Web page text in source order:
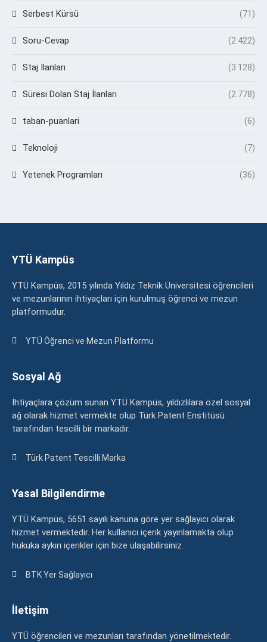
Serbest Kürsü (71)
Soru-Cevap (2.422)
Staj İlanları (3.128)
Süresi Dolan Staj İlanları (2.778)
taban-puanlari (6)
Teknoloji (7)
Yetenek Programları (36)
YTÜ Kampüs
YTÜ Kampüs, 2015 yılında Yıldız Teknik Üniversitesi öğrencileri
ve mezunlarının ihtiyaçları için kurulmuş öğrenci ve mezun
platformudur.
YTÜ Öğrenci ve Mezun Platformu
Sosyal Ağ
İhtiyaçlara çözüm sunan YTÜ Kampüs, yıldızlılara özel sosyal
ağ olarak hizmet vermekte olup Türk Patent Enstitüsü
tarafından tescilli bir markadır.
Türk Patent Tescilli Marka
Yasal Bilgilendirme
YTÜ Kampüs, 5651 sayılı kanuna göre yer sağlayıcı olarak
hizmet vermektedir. Her kullanıcı içerik yayınlamakta olup
hukuka aykırı içerikler için bize ulaşabilirsiniz.
BTK Yer Sağlayıcı
İletişim
YTÜ öğrencileri ve mezunları tarafından yönetilmektedir.